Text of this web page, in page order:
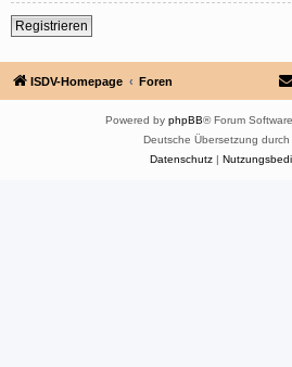
Registrieren
ISDV-Homepage Foren
Powered by phpBB® Forum
Deutsche Übersetzung durch
Datenschutz|